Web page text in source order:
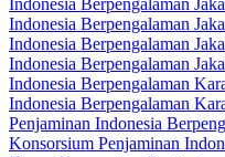
Indonesia Berpengalaman
Indonesia Berpengalaman
Indonesia Berpengalaman
Indonesia Berpengalaman
Indonesia Berpengalaman
Penjaminan Indonesia
Konsorsium Penjaminan